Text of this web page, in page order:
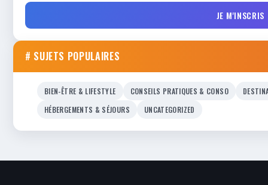
JE M'INSCRIS
# SUJETS POPULAIRES
BIEN-ÊTRE & LIFESTYLE CONSEILS PRATIQUES & CONSO
HÉBERGEMENTS & SÉJOURS
UNCATEGORIZED